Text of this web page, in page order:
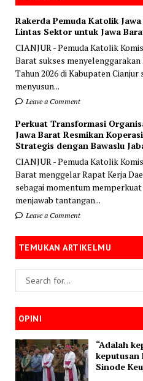
Rakerda Pemuda Katolik
Lintas Sektor untuk Jawa
CIANJUR - Pemuda Katolik
Barat sukses
Tahun 2026 di Kabupaten
menyusun...
Leave a Comment
Perkuat Transformasi
Jawa Barat Resmikan
Strategis dengan Bawaslu
CIANJUR - Pemuda Katolik
Barat menggelar Rapat Kerja
sebagai momentum
menjawab tantangan...
Leave a Comment
TEMUKAN ARTIKELMU
OPINI
“Adalah
keputusan
Sinode